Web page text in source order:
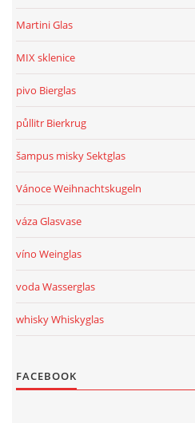
Martini Glas
MIX sklenice
pivo Bierglas
půllitr Bierkrug
šampus misky Sektglas
Vánoce Weihnachtskugeln
váza Glasvase
víno Weinglas
voda Wasserglas
whisky Whiskyglas
FACEBOOK